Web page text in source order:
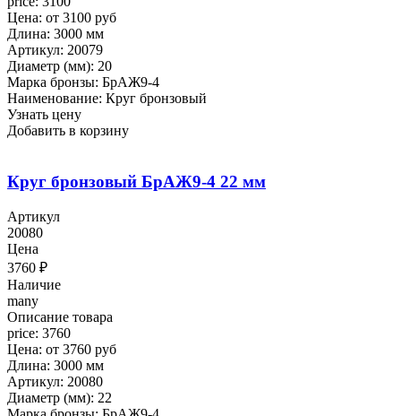
Цена: от 3100 руб
Длина: 3000 мм
Артикул: 20079
Диаметр (мм): 20
Марка бронзы: БрАЖ9-4
Наименование: Круг бронзовый
Узнать цену
Добавить в корзину
Круг бронзовый БрАЖ9-4 22 мм
Артикул
20080
Цена
3760 ₽
Наличие
many
Описание товара
price: 3760
Цена: от 3760 руб
Длина: 3000 мм
Артикул: 20080
Диаметр (мм): 22